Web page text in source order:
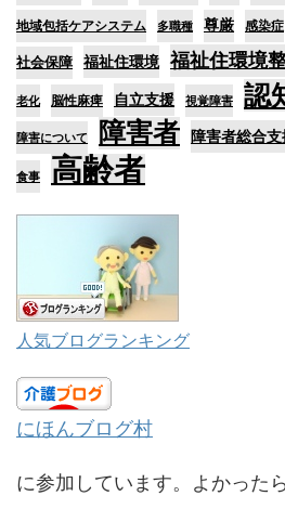
地域包括ケアシステム 多職種 尊厳 感染症
社会保障 福祉住環境 福祉住環境
老化 脳性麻痺 自立支援 視覚障害 認
障害について 障害者 障害者総合
食事 高齢者
人気ブログランキング
にほんブログ村
に参加しています。よかった